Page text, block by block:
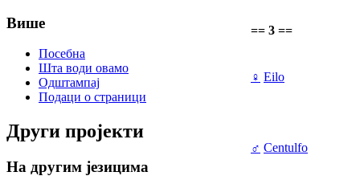
== 3 ==
♀ Eilo
♂ Centulfo
Више
Посебна
Шта води овамо
Одштампај
Подаци о страници
Други пројекти
На другим језицима